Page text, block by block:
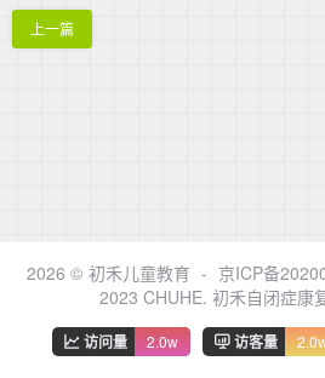
上一篇
2026 © 初禾儿童教育 - 京ICP备
2023 CHUHE. 初禾自闭症康
访问量 2.0w 访客量